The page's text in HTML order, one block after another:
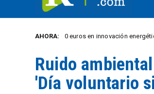
AHORA:
10.000 euros en innovación energética
Ruido
'Día voluntario